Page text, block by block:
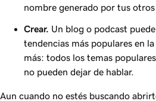
nombre generado por tus otros
Crear. Un blog o podcast
tendencias más populares en
más: todos los temas
no pueden dejar de hablar.
Aun cuando no estés buscando